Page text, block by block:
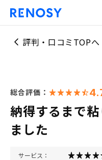
評判・口コミTOPへ
総合評価：
納得するまで
ました
サービス：